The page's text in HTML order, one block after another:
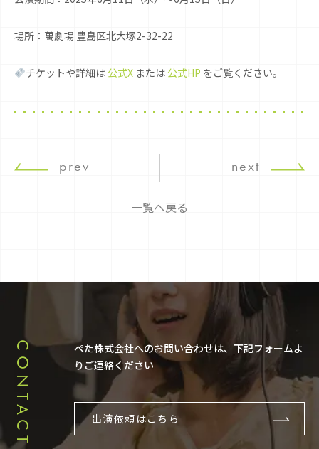
場所：萬劇場 豊島区北大塚2-32-22
チケットや詳細は 公式Xまたは 公式HP をご覧ください。
prev
一覧へ戻る
next
CONTACT
ぺた株式会社へのお問い合わせは、下記フォームよ
りご連絡ください
出演依頼はこちら